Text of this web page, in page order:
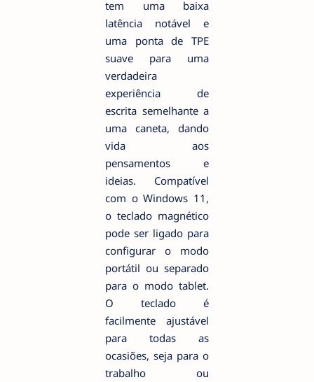
tem uma baixa
latência notável e
uma ponta de TPE
suave para uma
verdadeira
experiência de
escrita semelhante a
uma caneta, dando
vida aos
pensamentos e
ideias. Compatível
com o Windows 11,
o teclado magnético
pode ser ligado para
configurar o modo
portátil ou separado
para o modo tablet.
O teclado é
facilmente ajustável
para todas as
ocasiões, seja para o
trabalho ou